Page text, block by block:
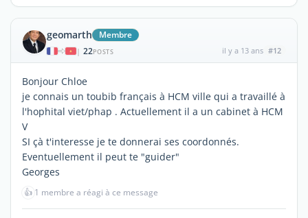
geomarth Membre
| 22POSTS il y a 13 ans #12
Bonjour Chloe
je connais un toubib français à HCM ville qui a travaillé à
l'hophital viet/phap . Actuellement il a un cabinet à HCM
V
SI çà t'interesse je te donnerai ses coordonnés.
Eventuellement il peut te "guider"
Georges
👍 1 membre a réagi à ce message